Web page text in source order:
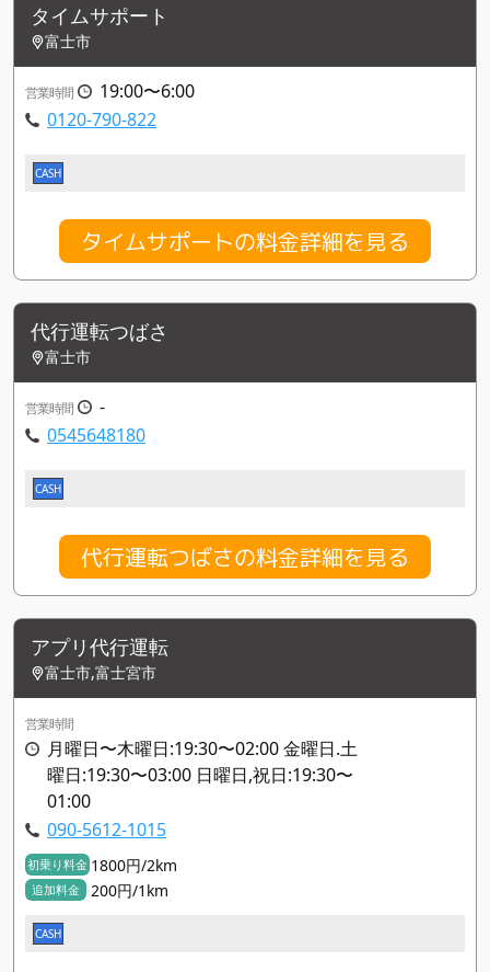
タイムサポート
富士市
営業時間
19:00〜6:00
0120-790-822
CASH
タイムサポートの料金詳細を見る
代行運転つばさ
富士市
営業時間
-
0545648180
CASH
代行運転つばさの料金詳細を見る
アプリ代行運転
富士市,富士宮市
営業時間
月曜日〜木曜日:19:30〜02:00 金曜日.土
曜日:19:30〜03:00 日曜日,祝日:19:30〜
01:00
090-5612-1015
初乗り料金 1800円/2km
追加料金 200円/1km
CASH